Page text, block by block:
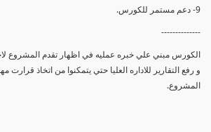
9- دعم مستمر للكورس.
--------------
الكورس مبني علي خبره عمليه في اظهار تقدم المشروع
و رفع التقارير للاداره العليا حتي يتمكنوا من اتخاذ
المشروع.